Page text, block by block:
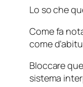
Lo so che
Come fa
come
Bloccare
sistema